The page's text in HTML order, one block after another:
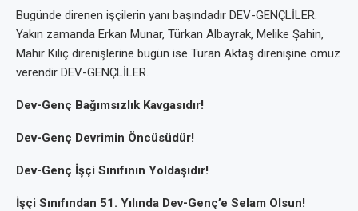
Bugünde direnen işçilerin yanı başındadır DEV-GENÇLİLER.
Yakın zamanda Erkan Munar, Türkan Albayrak, Melike Şahin,
Mahir Kılıç direnişlerine bugün ise Turan Aktaş direnişine omuz
verendir DEV-GENÇLİLER.
Dev-Genç Bağımsızlık Kavgasıdır!
Dev-Genç Devrimin Öncüsüdür!
Dev-Genç İşçi Sınıfının Yoldaşıdır!
İşçi Sınıfından 51. Yılında Dev-Genç’e Selam Olsun!